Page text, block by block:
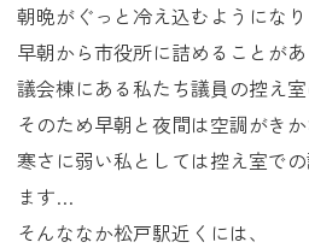
朝晩がぐっと冷え込むようになり
早朝から市役所に詰めることがあ
議会棟にある私たち議員の控え室
そのため早朝と夜間は空調がきか
寒さに弱い私としては控え室で
ます…
そんななか松戸駅近くには、